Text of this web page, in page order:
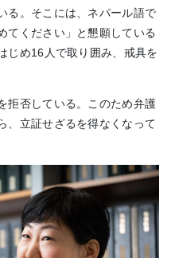
る。そこには、ネパール語で
てください」と懇願している
じめ16人で取り囲み、戒具を
拒否している。このため弁護
、立証せざるを得なくなって